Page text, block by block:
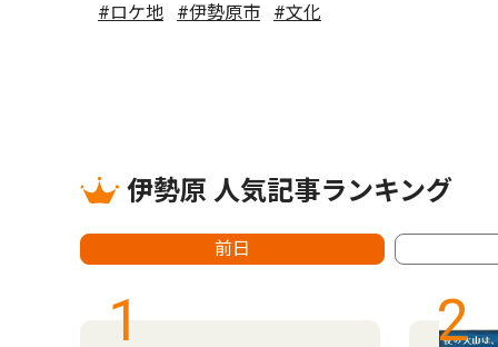
#ロケ地 #伊勢原市 #文化
伊勢原 人気記事ランキング
前日
1 2